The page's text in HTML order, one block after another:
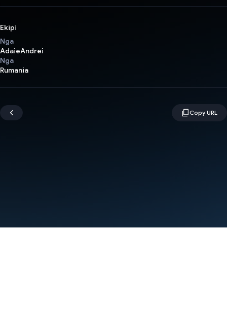
Ekipi
Nga
AdaieAndrei
Nga
Rumania